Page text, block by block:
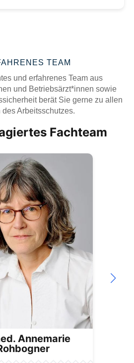
TEAM
und erfahrenes Team aus
und Betriebsärzt*innen sowie
berät Sie gerne zu allen
des Arbeitsschutzes.
Fachteam
Annemarie